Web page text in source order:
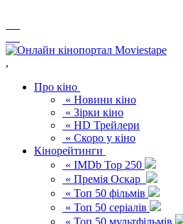
,
Про кіно
« Новини кіно
« Зірки кіно
« HD Трейлери
« Скоро у кіно
Кінорейтинги
« IMDb Top 250
« Премія Оскар
« Топ 50 фільмів
« Топ 50 серіалів
« Топ 50 мультфільмів